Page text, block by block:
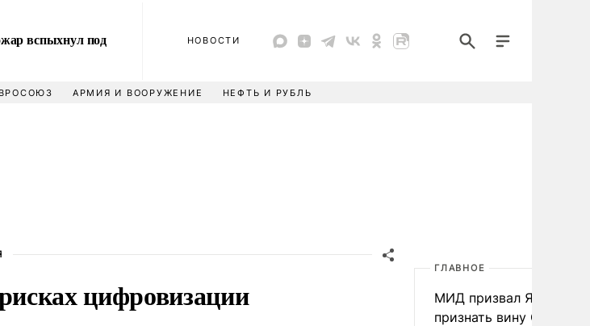
вспыхнул под
НОВОСТИ
АРМИЯ И ВООРУЖЕНИЕ НЕФТЬ И РУБЛЬ
цифровизации
ГЛАВНОЕ
МИД призвал Японию
признать вину США за